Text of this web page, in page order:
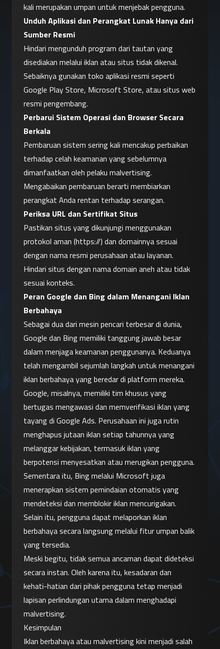
kali merupakan umpan untuk menjebak pengguna.
Unduh Aplikasi dan Perangkat Lunak Hanya dari
Sumber Resmi
Hindari mengunduh program dari tautan yang
disediakan melalui iklan atau situs tidak dikenal.
Sebaiknya gunakan toko aplikasi resmi seperti
Google Play Store, Microsoft Store, atau situs web
resmi pengembang.
Perbarui Sistem Operasi dan Browser Secara
Berkala
Pembaruan sistem sering kali mencakup perbaikan
terhadap celah keamanan yang sebelumnya
dimanfaatkan oleh pelaku malvertising.
Mengabaikan pembaruan berarti membiarkan
perangkat Anda rentan terhadap serangan.
Periksa URL dan Sertifikat Situs
Pastikan situs yang dikunjungi menggunakan
protokol aman (https://) dan domainnya sesuai
dengan nama resmi perusahaan atau layanan.
Hindari situs dengan nama domain aneh atau tidak
sesuai konteks.
Peran Google dan Bing dalam Menangani Iklan
Berbahaya
Sebagai dua dari mesin pencari terbesar di dunia,
Google dan Bing memiliki tanggung jawab besar
dalam menjaga keamanan penggunanya. Keduanya
telah mengambil sejumlah langkah untuk menangani
iklan berbahaya yang beredar di platform mereka.
Google, misalnya, memiliki tim khusus yang
bertugas mengawasi dan memverifikasi iklan yang
tayang di Google Ads. Perusahaan ini juga rutin
menghapus jutaan iklan setiap tahunnya yang
melanggar kebijakan, termasuk iklan yang
berpotensi menyesatkan atau merugikan pengguna.
Sementara itu, Bing melalui Microsoft juga
menerapkan sistem pemindaian otomatis yang
mendeteksi dan memblokir iklan mencurigakan.
Selain itu, pengguna dapat melaporkan iklan
berbahaya secara langsung melalui fitur umpan balik
yang tersedia.
Meski begitu, tidak semua ancaman dapat dideteksi
secara instan. Oleh karena itu, kesadaran dan
kehati-hatian dari pihak pengguna tetap menjadi
lapisan perlindungan utama dalam menghadapi
malvertising.
Kesimpulan
Iklan berbahaya atau malvertising kini menjadi salah